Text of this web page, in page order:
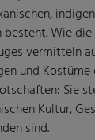
Wie
vermitteln
und Kostüme
Sie
Kultur,
sind.